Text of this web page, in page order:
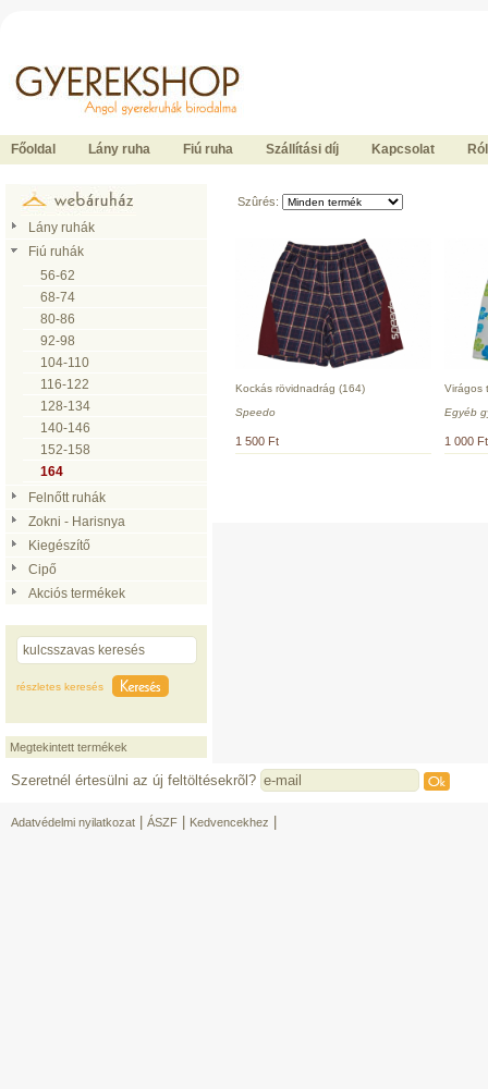
Főoldal Lány ruha Fiú ruha Szállítási díj Kapcsolat
Lány ruhák
Fiú ruhák
56-62
68-74
80-86
92-98
104-110
116-122
128-134
140-146
152-158
164
Felnőtt ruhák
Zokni - Harisnya
Kiegészítő
Cipő
Akciós termékek
részletes keresés
Megtekintett termékek
Szûrés:
Kockás rövidnadrág (164)
Speedo
1 500 Ft
Virágos
Egyéb
1 000 Ft
Szeretnél értesülni az új feltöltésekrõl?
Adatvédelmi nyilatkozat ÁSZF Kedvencekhez